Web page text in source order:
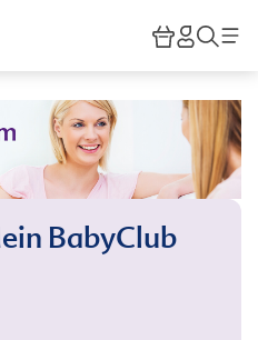
HiPP
BabyClub